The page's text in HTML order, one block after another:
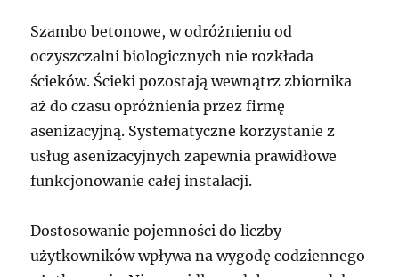
Szambo betonowe, w odróżnieniu od
oczyszczalni biologicznych nie rozkłada
ścieków. Ścieki pozostają wewnątrz zbiornika
aż do czasu opróżnienia przez firmę
asenizacyjną. Systematyczne korzystanie z
usług asenizacyjnych zapewnia prawidłowe
funkcjonowanie całej instalacji.
Dostosowanie pojemności do liczby
użytkowników wpływa na wygodę codziennego